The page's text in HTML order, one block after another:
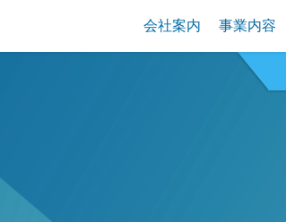
会社案内 事業内容